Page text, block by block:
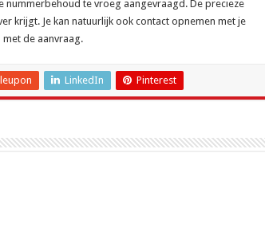
te vroeg aangevraagd. De precieze
krijgt. Je kan natuurlijk ook contact opnemen met je
de aanvraag.
LinkedIn Pinterest